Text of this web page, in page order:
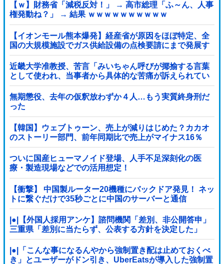
【ｗ】財務省「減税反対！」 → 高市総理「ふ～ん、人事
権発動ね？」 → 結果 ｗｗｗｗｗｗｗｗｗｗ
【イオンモール熊本爆発】経産省が原因をほぼ特定、全
国の大規模施設でガス供給設備の点検要請にまで発展す
る事態に・・・【PICKUP】
近畿大学准教授、苦言「みいちゃん呼びが揶揄する言葉
として使われ、当事者から具体的な苦痛が訴えられてい
る。文化芸術は人を傷つけてもよい。ただし、傷つけ方
がある」他
無期懲役、去年の仮釈放わずか４人…もう実質終身刑だ
った
【韓国】ウェブトゥーン、売上が減りはじめた？カカオ
のストーリー部門、前年同期比で売上がマイナス16％
ついに国産ヒューマノイド登場、人手不足深刻化の医
療・製造現場などでの活用想定！
【衝撃】 中国製ルーター20機種にバックドア発見！ ネッ
トに繋ぐだけで35秒ごとに中国のサーバーと通信
|●|【外国人採用アンケ】諮問機関「差別、非公開答申」
三重県「差別に当たらず、公表する方針を決定した」
|●|「こんな事になるんやから強制置き配は止めておくべ
き」とユーザーがドン引き、UberEatsが導入した強制置